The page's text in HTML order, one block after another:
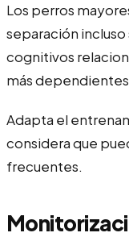
Los perros
separación incluso
cognitivos
más
Adapta el
considera que
frecuentes.